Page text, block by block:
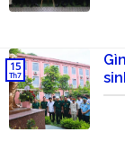
15
Th7